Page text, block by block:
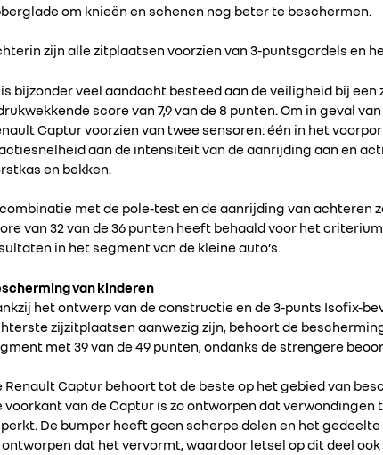
om knieën en schenen nog beter te beschermen.
zijn alle zitplaatsen voorzien van 3-puntsgordels en
is bijzonder veel aandacht besteed aan de veiligheid bij
score van 7,9 van de 8 punten. Om in geval
Captur voorzien van twee sensoren: één in het
aan de intensiteit van de aanrijding aan en
en bekken.
met de pole-test en de aanrijding van achteren
van 32 van de 36 punten heeft behaald voor het
in het segment van de kleine auto’s.
van kinderen
het ontwerp van de constructie en de 3-punts Isofix-
zijzitplaatsen aanwezig zijn, behoort de
met 39 van de 49 punten, ondanks de strengere
Renault Captur behoort tot de beste op het gebied van
voorkant van de Captur is zo ontworpen dat
De bumper heeft geen scherpe delen en het
ontworpen dat het vervormt, waardoor letsel op dit deel